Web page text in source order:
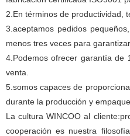
2.En términos de productividad,
3.aceptamos pedidos
menos tres veces para
4.Podemos ofrecer garantía de
venta.
5.somos capaces de
durante la producción y
La cultura WINCOO al
cooperación es nuestra